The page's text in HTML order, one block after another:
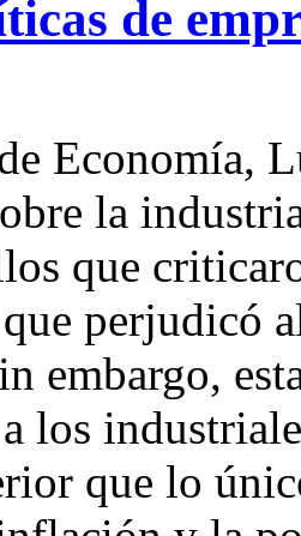
de
Economía,
la
que
perjudicó
embargo,
los
que lo